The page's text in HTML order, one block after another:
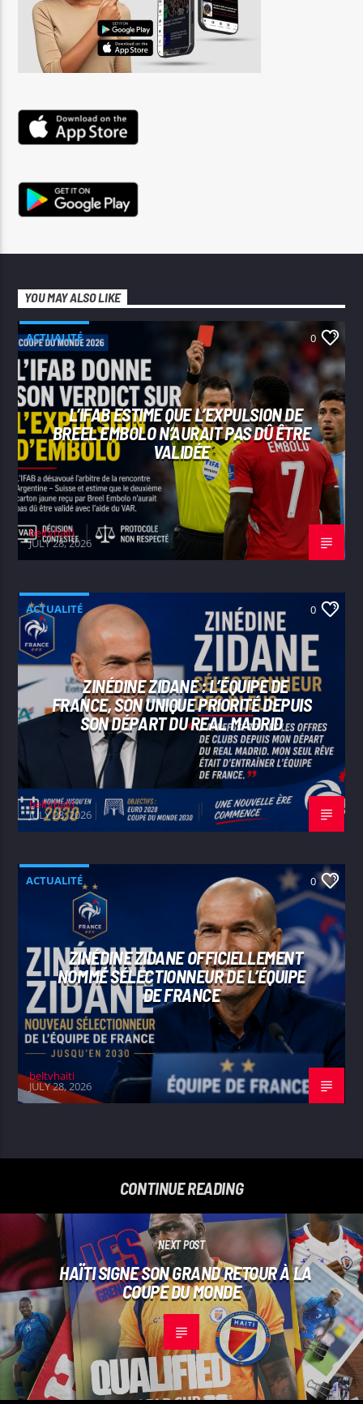
YOU MAY ALSO LIKE
ACTUALITÉ 0
L’IFAB ESTIME QUE L’EXPULSION DE
BREEL EMBOLO N’AURAIT PAS DÛ ÊTRE
VALIDÉE
beltvhaiti
JULY 28, 2026
ACTUALITÉ 0
ZINÉDINE ZIDANE : L’ÉQUIPE DE
FRANCE, SON UNIQUE PRIORITÉ DEPUIS
SON DÉPART DU REAL MADRID
beltvhaiti
JULY 28, 2026
ACTUALITÉ 0
ZINÉDINE ZIDANE OFFICIELLEMENT
NOMMÉ SÉLECTIONNEUR DE L’ÉQUIPE
DE FRANCE
beltvhaiti
JULY 28, 2026
CONTINUE READING
NEXT POST
HAÏTI SIGNE SON GRAND RETOUR À LA
COUPE DU MONDE